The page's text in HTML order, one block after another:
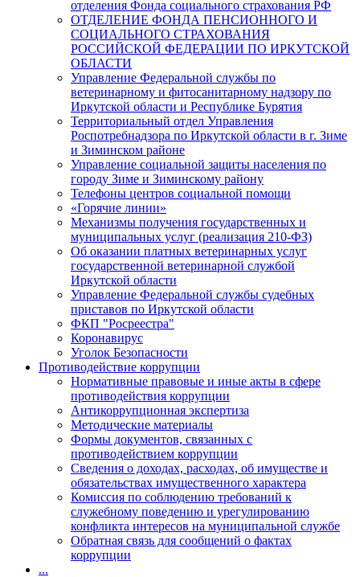
отделения Фонда социального страхования РФ
ОТДЕЛЕНИЕ ФОНДА ПЕНСИОННОГО И
СОЦИАЛЬНОГО СТРАХОВАНИЯ
РОССИЙСКОЙ ФЕДЕРАЦИИ ПО ИРКУТСКОЙ
ОБЛАСТИ
Управление Федеральной службы по
ветеринарному и фитосанитарному надзору по
Иркутской области и Республике Бурятия
Территориальный отдел Управления
Роспотребнадзора по Иркутской области в г. Зиме
и Зиминском районе
Управление социальной защиты населения по
городу Зиме и Зиминскому району
Телефоны центров социальной помощи
«Горячие линии»
Механизмы получения государственных и
муниципальных услуг (реализация 210-ФЗ)
Об оказании платных ветеринарных услуг
государственной ветеринарной службой
Иркутской области
Управление Федеральной службы судебных
приставов по Иркутской области
ФКП "Росреестра"
Коронавирус
Уголок Безопасности
Противодействие коррупции
Нормативные правовые и иные акты в сфере
противодействия коррупции
Антикоррупционная экспертиза
Методические материалы
Формы документов, связанных с
противодействием коррупции
Сведения о доходах, расходах, об имуществе и
обязательствах имущественного характера
Комиссия по соблюдению требований к
служебному поведению и урегулированию
конфликта интересов на муниципальной службе
Обратная связь для сообщений о фактах
коррупции
...